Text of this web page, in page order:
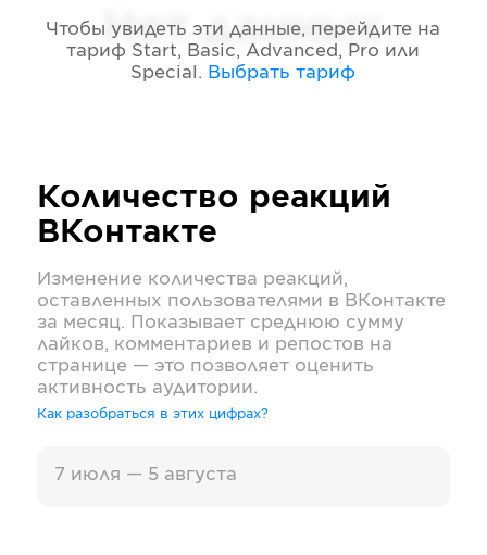
Нет данных
Чтобы увидеть эти данные, перейдите на
тариф Start, Basic, Advanced, Pro или
Special . Выбрать тариф
Количество реакций
ВКонтакте
Изменение количества реакций,
оставленных пользователями в ВКонтакте
за месяц. Показывает среднюю сумму
лайков, комментариев и репостов на
странице — это позволяет оценить
активность аудитории.
Как разобраться в этих цифрах?
7 июля — 5 августа